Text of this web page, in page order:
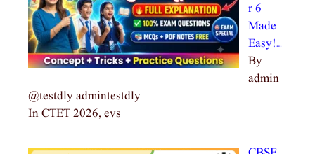
r 6
Made
Easy!…
By
admin
@testdly admintestdly
In CTET 2026, evs